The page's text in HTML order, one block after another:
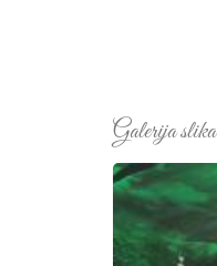
Galerija slika